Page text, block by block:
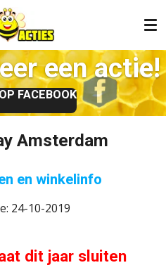
een actie!
FACEBOOK
Amsterdam
en winkelinfo
24-10-2019
dit jaar sluiten